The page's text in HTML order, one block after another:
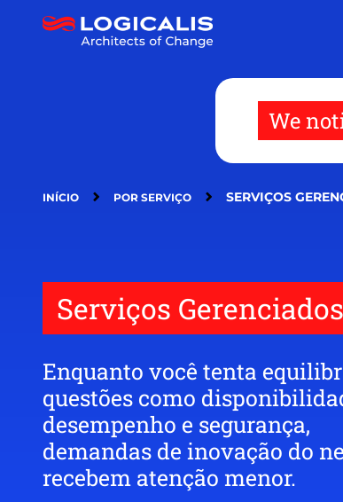
We
INÍCIO POR SERVIÇO SERVIÇOS
Serviços Gerenciados
Enquanto você tenta
questões como
desempenho e segurança,
demandas de inovação do
recebem atenção menor.